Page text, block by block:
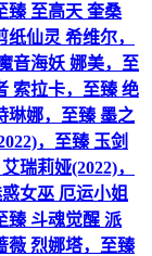
臻 至高天 奎桑
仙灵 希维尔，
音海妖 娜美，至
索拉卡，至臻 绝
琳娜，至臻 墨之
，至臻 玉剑
瑞莉娅(2022)，
女巫 厄运小姐
臻 斗魂觉醒 派
薇 烈娜塔，至臻